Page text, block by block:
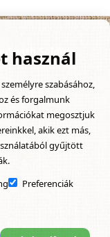
with Soldigo
használ
szabásához,
és forgalmunk
megosztjuk
akik ezt más,
gyűjtött
Preferenciák